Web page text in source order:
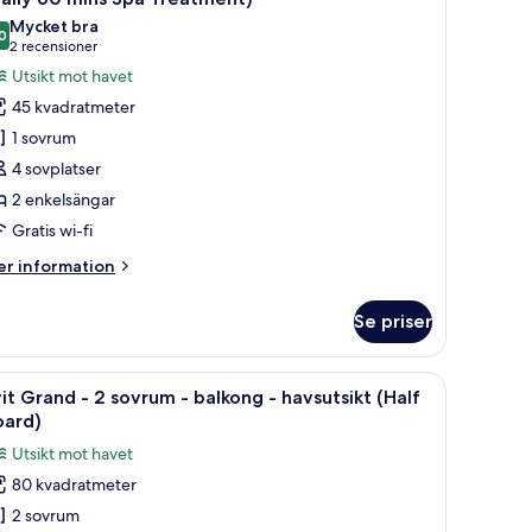
av 10
Mycket bra
2 recensioner
(2 recensioner)
Utsikt mot havet
45 kvadratmeter
1 sovrum
4 sovplatser
2 enkelsängar
Gratis wi-fi
information
Se priser
i trä, en bärbar dator, en säng med ett vitt överkast, en soffa och en stor
Allergitestade sängkläder, minibar och
8 Grand - 2 sovrum - balkong - havsutsikt (Half
Utsikt mot havet
80 kvadratmeter
2 sovrum